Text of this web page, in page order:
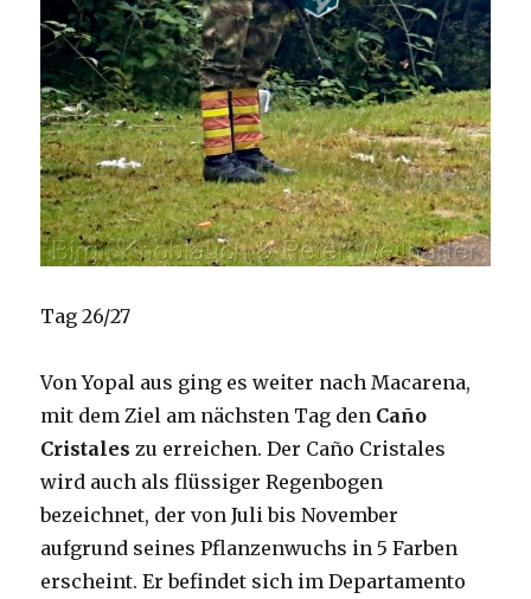
Tag 26/27
Von Yopal aus ging es weiter nach Macarena,
mit dem Ziel am nächsten Tag den Caño
Cristales zu erreichen. Der Caño Cristales
wird auch als flüssiger Regenbogen
bezeichnet, der von Juli bis November
aufgrund seines Pflanzenwuchs in 5 Farben
erscheint. Er befindet sich im Departamento